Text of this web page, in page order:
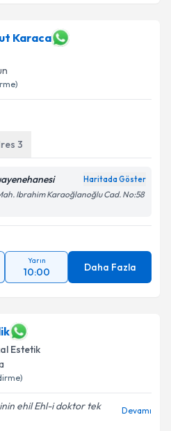
Karaca
3
Haritada Göster
Ibrahim Karaoğlanoğlu Cad. No:58
Yarın
10:00 Daha Fazla
Estetik
ehil Ehl-i doktor tek
Devamı